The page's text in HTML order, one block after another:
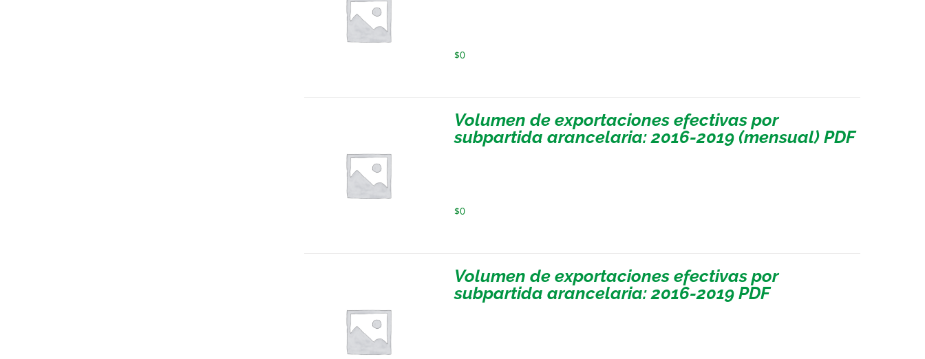
$0
Volumen de exportaciones efectivas por
subpartida arancelaria: 2016-2019 (mensual) PDF
$0
Volumen de exportaciones efectivas por
subpartida arancelaria: 2016-2019 PDF